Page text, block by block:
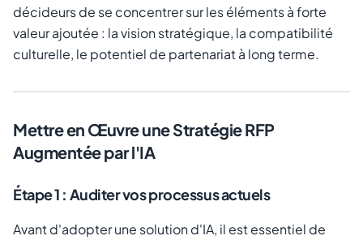
décideurs de se concentrer sur les éléments à forte
valeur ajoutée : la vision stratégique, la compatibilité
culturelle, le potentiel de partenariat à long terme.
Mettre en Œuvre une Stratégie RFP
Augmentée par l'IA
Étape 1 : Auditer vos processus actuels
Avant d'adopter une solution d'IA, il est essentiel de